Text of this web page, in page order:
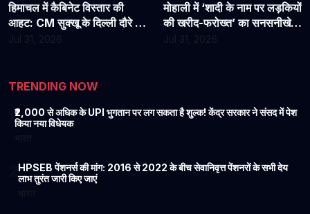
हिमाचल में कैबिनेट विस्तार की
आहट: CM सुक्खू के दिल्ली दौरे से
मोहाली में ‘शादी के नाम पर लड़कियों
की खरीद-फरोख्त’ का सनसनीखेज
TRENDING NOW
₹2,000 से अधिक के UPI भुगतान पर लग सकता है शुल्क! केंद्र सरकार ने संसद में पेश
किया नया विधेयक
HPSEB पेंशनर्स की मांग: 2016 से 2022 के बीच सेवानिवृत्त पेंशनरों के सभी देय
लाभ तुरंत जारी किए जाएं